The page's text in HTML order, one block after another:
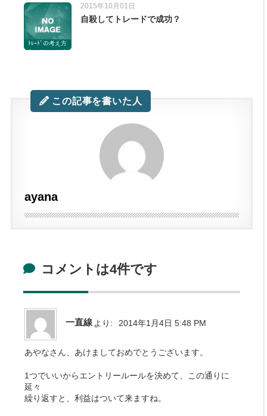
てる考え方。
ﾄﾚｰﾄﾞの考え方
のコツ。コツと
2015年10月01日
自殺してトレードで成功？
この記事を書いた人
ayana
コメントは4件です
一直線 より: 2014年1月4日 5:48 PM
あやなさん、あけましておめでとうございます。
1つでいいからエントリールールを決めて、この通りに
延々
繰り返すと、利益はついて来ますね。